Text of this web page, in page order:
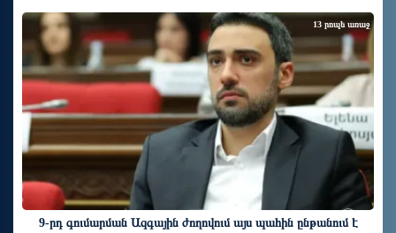
9-րդ գումարման Ազգային ժողովում այս պահին ընթանում է
13 րոպե առաջ